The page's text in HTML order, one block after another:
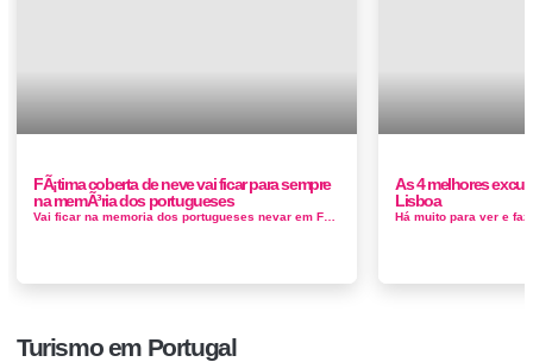
FÃ¡tima coberta de neve vai ficar para sempre
na memÃ³ria dos portugueses
As 4 melhores
Lisboa
Turismo em Portugal